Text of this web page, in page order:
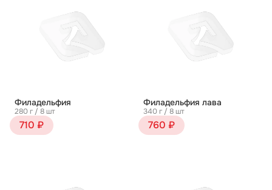
Филадельфия
280 г / 8 шт
710 ₽
Филадельфия лава
340 г / 8 шт
760 ₽